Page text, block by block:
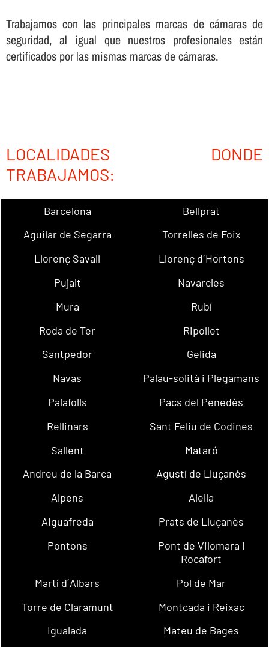
Trabajamos con las principales marcas de cámaras de
seguridad, al igual que nuestros profesionales están
certificados por las mismas marcas de cámaras.
LOCALIDADES DONDE
TRABAJAMOS:
Barcelona
Bellprat
Aguilar de Segarra
Torrelles de Foix
Llorenç Savall
Llorenç d´Hortons
Pujalt
Navarcles
Mura
Rubí
Roda de Ter
Ripollet
Santpedor
Gelida
Navas
Palau-solità i Plegamans
Palafolls
Pacs del Penedès
Rellinars
Sant Feliu de Codines
Sallent
Mataró
Andreu de la Barca
Agustí de Lluçanès
Alpens
Alella
Aiguafreda
Prats de Lluçanès
Pontons
Pont de Vilomara i
Rocafort
Martí d´Albars
Pol de Mar
Torre de Claramunt
Montcada i Reixac
Igualada
Mateu de Bages